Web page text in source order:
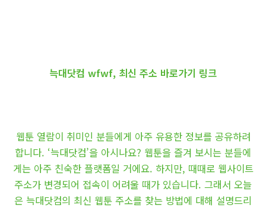
늑대닷컴 wfwf, 최신 주소 바로가기 링크
웹툰 열람이 취미인 분들에게 아주 유용한 정보를 공유하려
합니다. ‘늑대닷컴’을 아시나요? 웹툰을 즐겨 보시는 분들에
게는 아주 친숙한 플랫폼일 거에요. 하지만, 때때로 웹사이트
주소가 변경되어 접속이 어려울 때가 있습니다. 그래서 오늘
은 늑대닷컴의 최신 웹툰 주소를 찾는 방법에 대해 설명드리